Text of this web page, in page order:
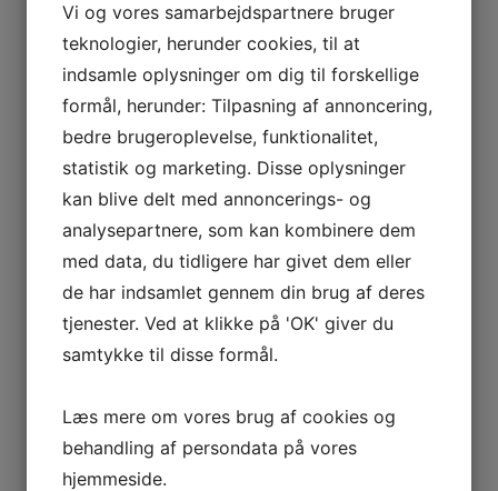
Vi anvender kun højædle metaller til vores guldarbejde, og så vidt
det er muligt også metal som er fri for palladium. Det gør vi for at
have størst mulig garanti for at undgå allergier hos patienten.
Vi anvender også et metal med højt guldindhold til vores
Til vores finer/guldkroner anvender vi protor2 fra CM, og til
opbygninger anvender vi Solarcast20 fra ivoclar.
Vi og vores samarbejdspartnere bruger
teknologier, herunder cookies, til at
indsamle oplysninger om dig til forskellige
formål, herunder: Tilpasning af annoncering,
bedre brugeroplevelse, funktionalitet,
statistik og marketing. Disse oplysninger
kan blive delt med annoncerings- og
analysepartnere, som kan kombinere dem
med data, du tidligere har givet dem eller
de har indsamlet gennem din brug af deres
tjenester. Ved at klikke på 'OK' giver du
samtykke til disse formål.
Læs mere om vores brug af cookies og
behandling af persondata på vores
hjemmeside.